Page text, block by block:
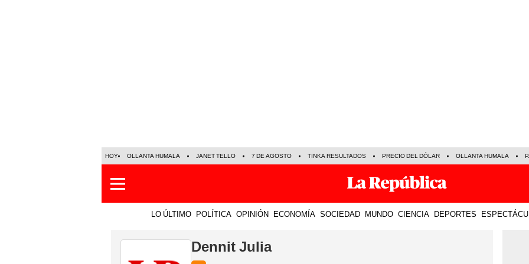
HOY OLLANTA HUMALA JANET TELLO 7 DE AGOSTO TINKA RESULTADOS PRECIO DEL DÓLAR OLLANTA HUMALA
LO ÚLTIMO POLÍTICA OPINIÓN ECONOMÍA SOCIEDAD MUNDO CIENCIA DEPORTES
Dennit Julia